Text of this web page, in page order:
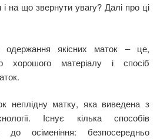
на що звернути увагу? Далі про ці
одержання якісних маток ‒ це,
хорошого матеріалу і спосіб
неплідну матку, яка виведена з
Існує кілька способів
осіменіння: безпосередньо